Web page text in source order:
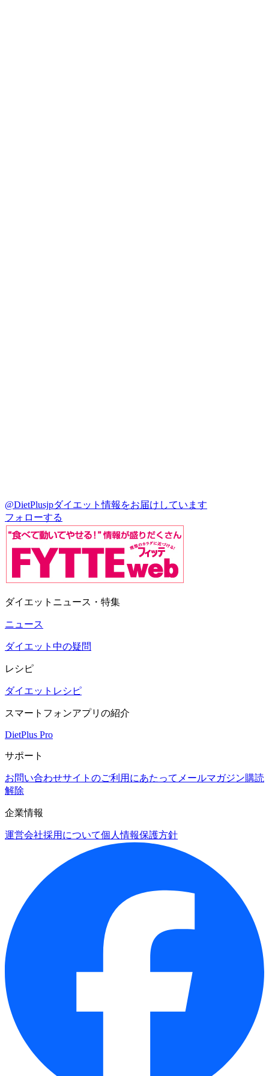
@DietPlusjpダイエット情報をお届けしています
フォローする
ダイエットニュース・特集
ニュース
ダイエット中の疑問
レシピ
ダイエットレシピ
スマートフォンアプリの紹介
DietPlus Pro
サポート
お問い合わせサイトのご利用にあたって メールマガジン購読
解除
企業情報
運営会社採用について個人情報保護方針